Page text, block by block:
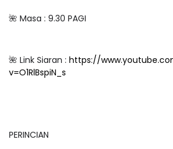
🌺 Masa : 9.30 PAGI
🌺 Link Siaran : https://
v=O1RlBspiN_s
PERINCIAN